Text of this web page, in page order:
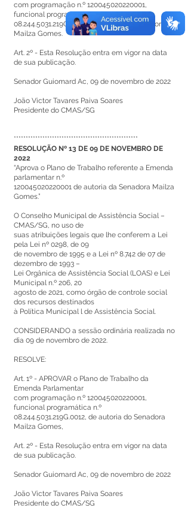
com programação n.º 120045020220001,
funcional programática n.º
08.244.5031.219G.0012, de autoria do Senadora
Mailza Gomes.
Art. 2º - Esta Resolução entra em vigor na data
de sua publicação.
Senador Guiomard Ac, 09 de novembro de 2022
João Victor Tavares Paiva Soares
Presidente do CMAS/SG
****************************************************
RESOLUÇÃO Nº 13 DE 09 DE NOVEMBRO DE
2022
“Aprova o Plano de Trabalho referente a Emenda
parlamentar n.º
120045020220001 de autoria da Senadora Mailza
Gomes.”
O Conselho Municipal de Assistência Social –
CMAS/SG, no uso de
suas atribuições legais que lhe conferem a Lei
pela Lei nº 0298, de 09
de novembro de 1995 e a Lei nº 8.742 de 07 de
dezembro de 1993 –
Lei Orgânica de Assistência Social (LOAS) e Lei
Municipal n.º 206, 20
agosto de 2021, como órgão de controle social
dos recursos destinados
à Política Municipal l de Assistência Social.
CONSIDERANDO a sessão ordinária realizada no
dia 09 de novembro de 2022.
RESOLVE:
Art. 1º - APROVAR o Plano de Trabalho da
Emenda Parlamentar
com programação n.º 120045020220001,
funcional programática n.º
08.244.5031.219G.0012, de autoria do Senadora
Mailza Gomes,
Art. 2º - Esta Resolução entra em vigor na data
de sua publicação.
Senador Guiomard Ac, 09 de novembro de 2022
João Victor Tavares Paiva Soares
Presidente do CMAS/SG